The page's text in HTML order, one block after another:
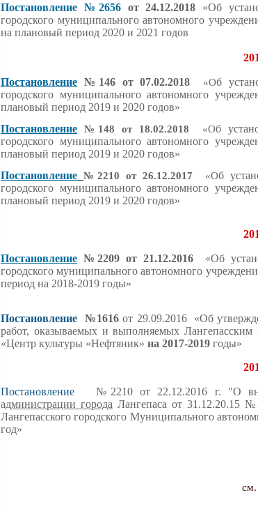
Постановление №2656 от 24.12.2018
«Об
городского муниципального автономного
на плановый период 2020 и 2021 годов
Постановление №146 от 07.02.2018 «Об
городского муниципального автономного
плановый период 2019 и 2020 годов»
Постановление
№148от 18.02.2018 «Об
городского муниципального автономного
плановый период 2019 и 2020 годов»
Постановление №2210 от 26.12.2017 «Об
городского муниципального автономного
плановый период 2019 и 2020 годов»
Постановление №2209 от 21.12.2016«Об
городского муниципального автономного
период на 2018-2019 годы»
Постановление №1616от 29.09.2016 «Об
работ, оказываемых и выполняемых
«Центр культуры «Нефтяник» на 2017-2019 годы»
Постановление №2210 от 22.12.2016 г.
"О
администрации города Лангепаса от 31.12.20.15
Лангепасского городского Муниципального
год»
см.